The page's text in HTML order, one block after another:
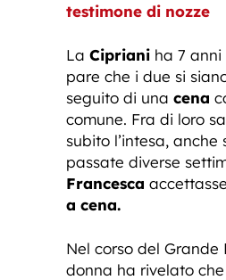
testimone di nozze
La Cipriani ha 7
pare che i due si
seguito di una cena
comune. Fra di loro
subito l’intesa, anche
passate diverse
Francesca
a cena.
Nel corso del Grande
donna ha rivelato che